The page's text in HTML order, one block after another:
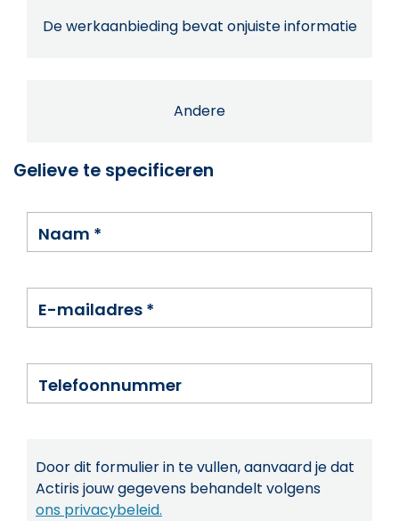
De werkaanbieding bevat onjuiste informatie
Andere
Gelieve te specificeren
Naam *
E-mailadres *
Telefoonnummer
Door dit formulier in te vullen, aanvaard je dat
Actiris jouw gegevens behandelt volgens
ons privacybeleid.